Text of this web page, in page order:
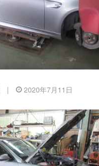
| 2020年7月11日